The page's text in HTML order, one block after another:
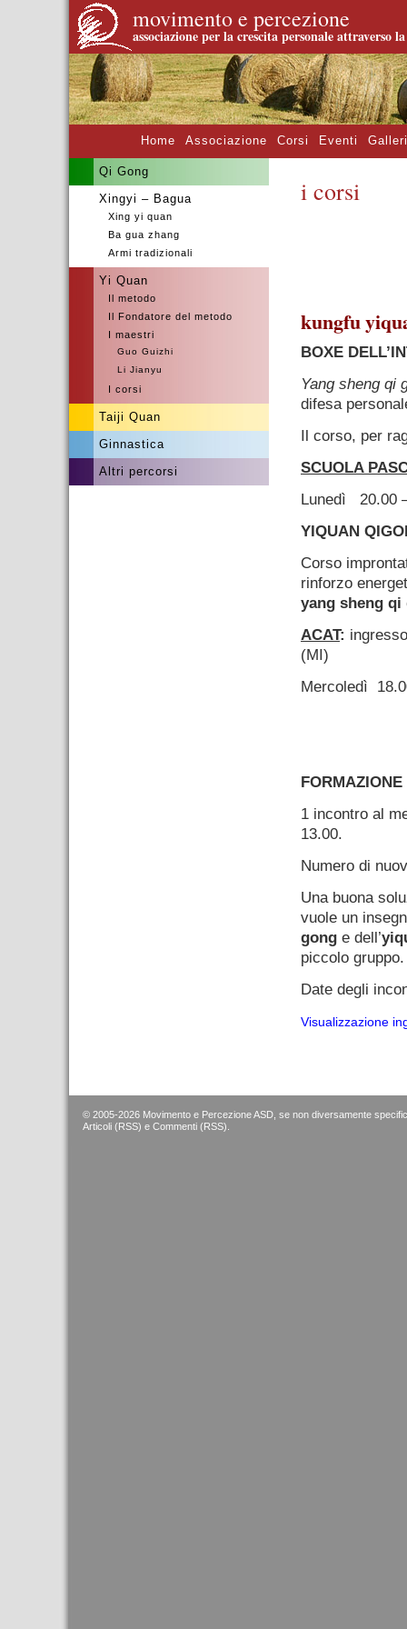
movimento e percezione
associazione per la crescita personale attraverso
Home Associazione Corsi Eventi
Qi Gong
Xingyi – Bagua
Xing yi quan
Ba gua zhang
Armi tradizionali
Yi Quan
Il metodo
Il Fondatore del metodo
I maestri
Guo Guizhi
Li Jianyu
I corsi
Taiji Quan
Ginnastica
Altri percorsi
i corsi
kungfu
BOXE
Yang sheng qi
difesa
Il corso, per
SCUOLA
Lunedì 20.00
YIQUAN
Corso
rinforzo
yang sheng qi
ACAT:
(MI)
Mercoledì
1 incontro al
13.00.
Numero di
Una buona
vuole un
gong e dell’
piccolo gruppo.
Date degli
Visualizzazione
© 2005-2026 Movimento e Percezione ASD, se non diversamente
Articoli (RSS) e Commenti (RSS)